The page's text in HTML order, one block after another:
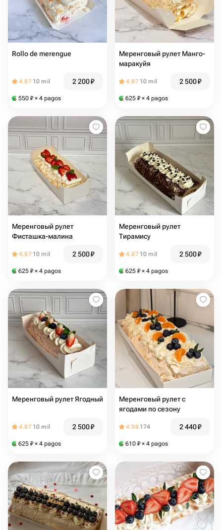
Rollo de merengue
4.87 10 mil 2 200₽
550 ₽ × 4 pagos
Меренговый рулет Манго-
маракуйя
4.87 10 mil 2 500₽
625 ₽ × 4 pagos
Меренговый рулет
Фисташка-малина
4.87 10 mil 2 500₽
625 ₽ × 4 pagos
Меренговый рулет
Тирамису
4.87 10 mil 2 500₽
625 ₽ × 4 pagos
Меренговый рулет Ягодный
4.87 10 mil 2 500₽
625 ₽ × 4 pagos
Меренговый рулет с
ягодами по сезону
4.98 174 2 440₽
610 ₽ × 4 pagos